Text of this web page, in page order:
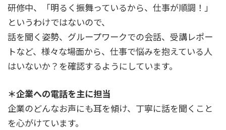
研修中、「明るく振舞っているから、仕事が順調！」
というわけではないので、
話を聞く姿勢、グループワークでの会話、受講レポー
トなど、様々な場面から、仕事で悩みを抱えている人
はいないか？を確認するようにしています。
＊企業への電話を主に担当
企業のどんなお声にも耳を傾け、丁寧に話を聞くこと
を心がけています。